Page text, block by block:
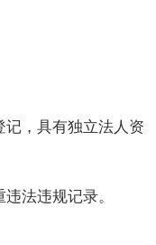
，具有独立法人资
法违规记录。